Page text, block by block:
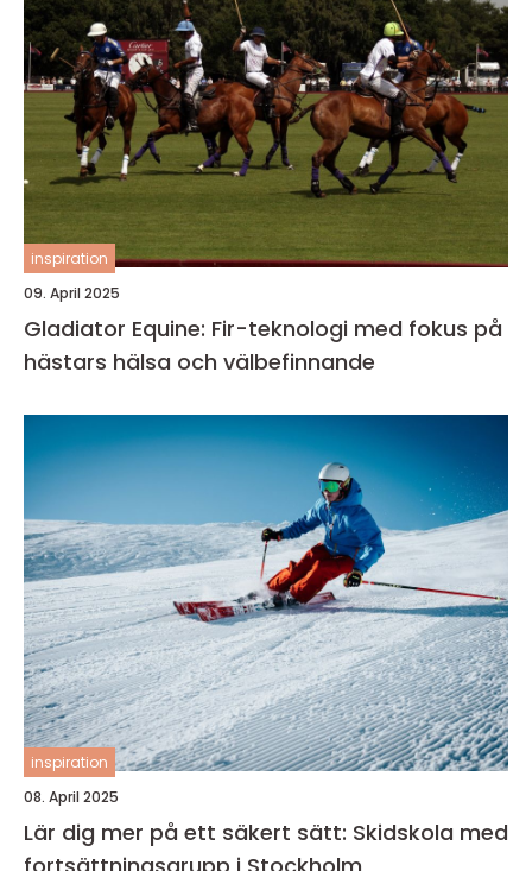
inspiration
09. April 2025
Gladiator Equine: Fir-teknologi med fokus på
hästars hälsa och välbefinnande
inspiration
08. April 2025
Lär dig mer på ett säkert sätt: Skidskola med